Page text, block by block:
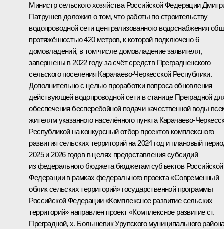
Министр сельского хозяйства Российской Федерации
Патрушев доложил о том, что работы по строительству
водопроводной сети централизованного водоснабжения
протяжённостью 420 метров, к которой подключено 6
домовладений, в том числе домовладение заявителя,
завершены в 2022 году за счёт средств Преградненского
сельского поселения Карачаево-Черкесской Республики.
Дополнительно с целью проработки вопроса обновления
действующей водопроводной сети в станице Преградной
обеспечения бесперебойной подачи качественной воды
жителям указанного населённого пункта Карачаево-
Республикой на конкурсный отбор проектов комплексного
развития сельских территорий на 2024 год и плановый
2025 и 2026 годов в целях предоставления субсидий
из федерального бюджета бюджетам субъектов Российской
Федерации в рамках федерального проекта «Современный
облик сельских территорий» государственной программы
Российской Федерации «Комплексное развитие сельских
территорий» направлен проект «Комплексное развитие ст.
Преградной, х. Большевик Урупского муниципального